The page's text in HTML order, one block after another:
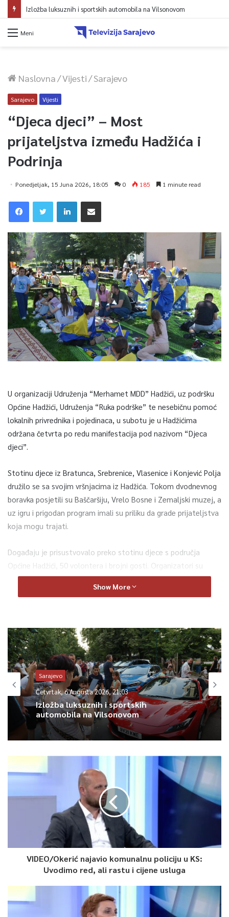
Izložba luksuznih i sportskih automobila na Vilsonovom
Meni
Naslovna/Vijesti/Sarajevo
Sarajevo Vijesti
“Djeca djeci” – Most
prijateljstva između Hadžića i
Podrinja
Ponedjeljak, 15 Juna 2026, 18:05 0 185 1 minute read
U organizaciji Udruženja “Merhamet MDD” Hadžići, uz podršku
Općine Hadžići, Udruženja “Ruka podrške” te nesebičnu pomoć
lokalnih privrednika i pojedinaca, u subotu je u Hadžićima
održana četvrta po redu manifestacija pod nazivom “Djeca
djeci”.
Stotinu djece iz Bratunca, Srebrenice, Vlasenice i Konjević Polja
družilo se sa svojim vršnjacima iz Hadžića. Tokom dvodnevnog
boravka posjetili su Baščaršiju, Vrelo Bosne i Zemaljski muzej, a
uz igru i prigodan program imali su priliku da grade prijateljstva
koja mogu trajati.
Događaju je prisustvovalo preko stotinu djece s područja
Općine Hadžići, 50 volontera i brojni gosti. Organizatori su
istakli važnost ovakvih susreta u uspostavljanju veza između
djece iz povratničkih sredina i njihovih vršnjaka iz drugih dijelova
“Hvala svima koji su na bilo koji način doprinijeli organiziranju
dvodnevnog izleta i druženja djece Hadžića i djece Podrinja.
Oko 400 prisutnih su na poklon dobili po jednu zastavu Bosne i
Hercegovine kako bi ih ponijeli sa sobom kao podsjetnik na našu
državu i njenu reprezentaciju koja trenutno učestvuje na
Svjetskom prvenstvu u fudbalu”, poručio je organizator
manifestacije Elvedin Memić.
0
Article Rating
Show More
Sarajevo
Četvrtak, 6 Augusta 2026, 21:03
Izložba luksuznih i sportskih
automobila na Vilsonovom
VIDEO/Okerić najavio komunalnu policiju u KS:
Uvodimo red, ali rastu i cijene usluga